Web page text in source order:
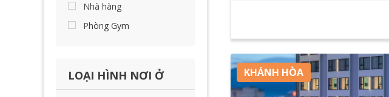
Nhà hàng
Phòng Gym
LOẠI HÌNH NƠI Ở KHÁNH HÒA